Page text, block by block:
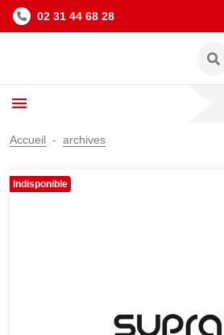
02 31 44 68 28
Accueil archives
Indisponible